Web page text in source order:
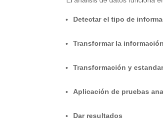
Detectar el tipo de
Transformar la información
Transformación y
Aplicación de pruebas
Dar resultados